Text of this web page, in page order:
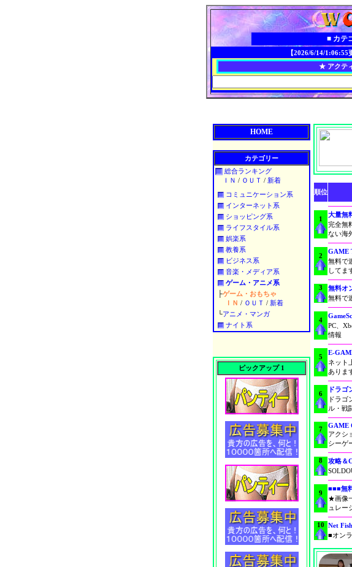
■ カテ
【2026/6/14/1:06:55
★ アクテ
HOME
カテゴリー
総合ランキング
ＩＮ / ＯＵＴ / 新着
コミュニケーション系
インターネット系
ショッピング系
ライフスタイル系
娯楽系
教養系
ビジネス系
音楽・メディア系
ゲーム・アニメ系
├ゲーム・おもちゃ
ＩＮ / ＯＵＴ / 新着
└アニメ・マンガ
ナイト系
ピックアップ 1
順位
1
大量無
完全無
ない海
2
GAME
無料で
してま
3 無料オ
無料で
4
PC、
情報
5
E-
ネット
ありま
6
ドラゴ
ドラゴ
ル・戦
7 GAME
アクシ
シーゲ
8 攻略＆
9
■■■無
★画像
ュレー
10 Net
■オン